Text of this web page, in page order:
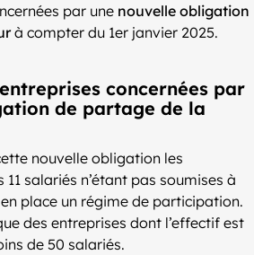
par une nouvelle obligation
à compter du 1er janvier 2025.
concernées par
de partage de la
nouvelle obligation les
11 salariés n’étant pas soumises à
place un régime de participation.
des entreprises dont l’effectif est
de 50 salariés.